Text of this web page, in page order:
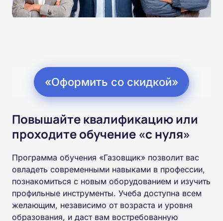
«Оформить со скидкой»
Повышайте квалификацию или
проходите обучение «с нуля»
Программа обучения «Газовщик» позволит вас
овладеть современными навыками в профессии,
познакомиться с новым оборудованием и изучить
профильные инструменты. Учеба доступна всем
желающим, независимо от возраста и уровня
образования, и даст вам востребованную